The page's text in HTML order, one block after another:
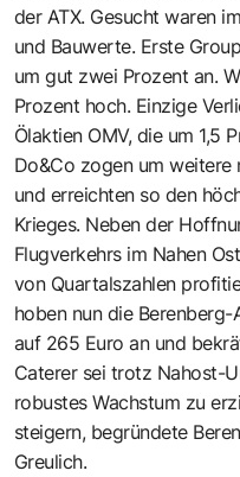
der ATX. Gesucht waren
und Bauwerte. Erste
um gut zwei Prozent an.
Prozent hoch. Einzige
Ölaktien OMV, die um 1,5
Do&Co zogen um weitere
und erreichten so den
Krieges. Neben der
Flugverkehrs im Nahen
von Quartalszahlen
hoben nun die
auf 265 Euro an und
Caterer sei trotz Nahost-
robustes Wachstum zu
steigern, begründete
Greulich.